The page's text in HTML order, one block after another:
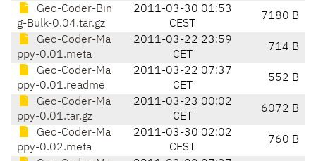
Geo-Coder-Bin
g-Bulk-0.04.tar.gz
2011-03-30 01:53
CEST
7180 B
Geo-Coder-Ma
ppy-0.01.meta
2011-03-22 23:59
CET
714 B
Geo-Coder-Ma
ppy-0.01.readme
2011-03-22 07:37
CET
552 B
Geo-Coder-Ma
ppy-0.01.tar.gz
2011-03-23 00:02
CET
6072 B
Geo-Coder-Ma
ppy-0.02.meta
2011-03-30 02:02
CEST
760 B